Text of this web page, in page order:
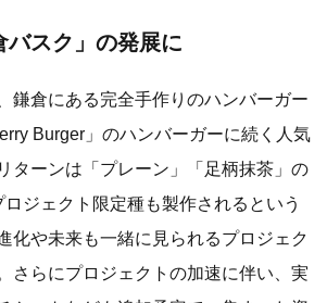
バスク」の発展に
鎌倉にある完全手作りのハンバーガー
Burger」のハンバーガーに続く人気
ターンは「プレーン」「足柄抹茶」の
ジェクト限定種も製作されるという
化や未来も一緒に見られるプロジェク
さらにプロジェクトの加速に伴い、実